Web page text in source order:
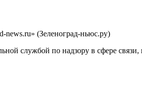
news.ru» (Зеленоград-ньюс.ру)
службой по надзору в сфере